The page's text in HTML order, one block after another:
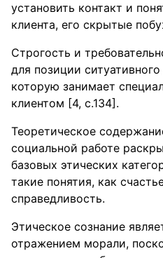
установить контакт и
клиента, его скрытые
Строгость и
для позиции
которую занимает
клиентом [4, с.134].
Теоретическое
социальной работе
базовых этических
такие понятия, как
справедливость.
Этическое сознание
отражением морали,